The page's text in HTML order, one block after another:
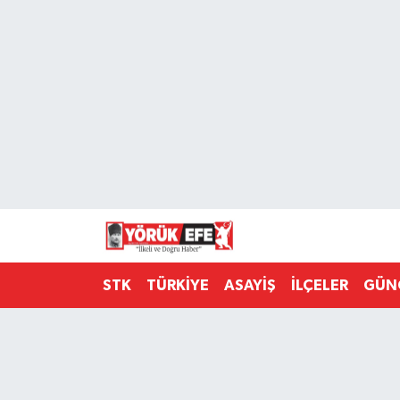
STK TÜRKİYE ASAYİŞ İLÇELER
Süper Lig Puan Durumu ve Fikstür
Tüm Manşetler